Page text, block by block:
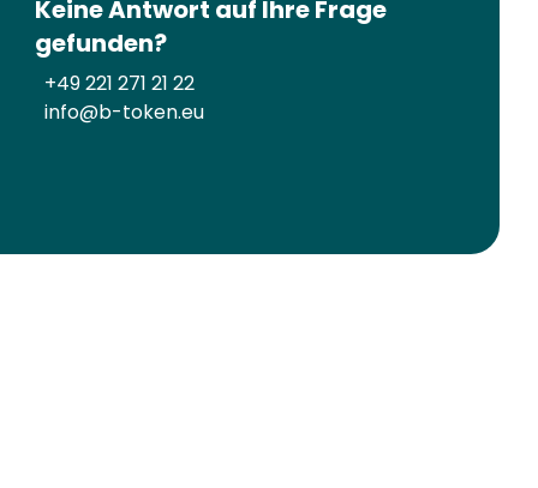
Keine Antwort auf Ihre Frage
gefunden?
+49 221 271 21 22
info@b-token.eu